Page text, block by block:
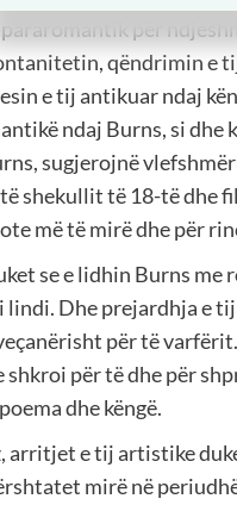
për
qëndrimin e
e tij antikuar ndaj
ndaj Burns, si
sugjerojnë
shekullit të 18-të dhe
më të mirë dhe për
se e lidhin Burns me
Dhe prejardhja e
për të
për të dhe për
dhe këngë.
arritjet e tij artistike
mirë në